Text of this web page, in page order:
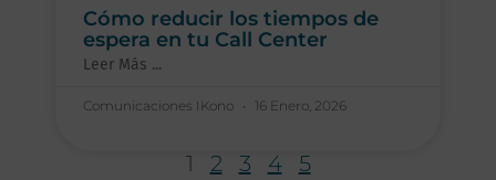
Cómo reducir los tiempos de
espera en tu Call Center
Leer Más ...
Comunicaciones IKono 16 Enero, 2026
1 2 3 4 5